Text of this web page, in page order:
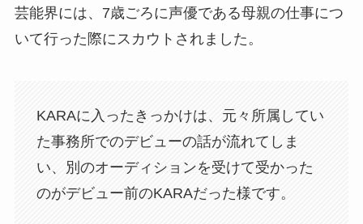
芸能界には、7歳ごろに声優である母親の仕事につ
いて行った際にスカウトされました。
KARAに入ったきっかけは、元々所属してい
た事務所でのデビューの話が流れてしま
い、別のオーディションを受けて受かった
のがデビュー前のKARAだった様です。